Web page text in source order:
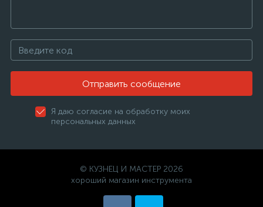
Отправить сообщение
Я даю согласие на обработку моих
персональных данных
© КУЗНЕЦ И МАСТЕР 2026
хороший магазин инструмента